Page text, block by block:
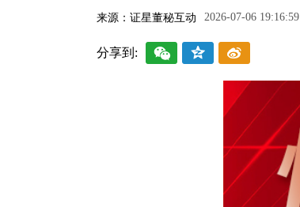
来源：证星董秘互动 2026-07-06 19:16:59
分享到: